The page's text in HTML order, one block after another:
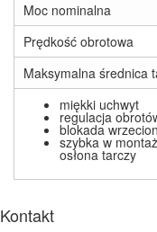
Moc nominalna
Prędkość obrotowa
Maksymalna średnica
miękki uchwyt
regulacja
blokada
szybka w
osłona tarczy
Kontakt